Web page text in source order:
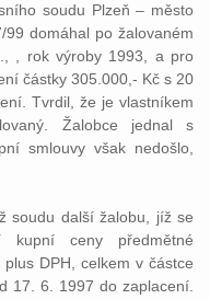
soudu Plzeň – město
domáhal po žalovaném
, rok výroby 1993, a pro
částky 305.000,- Kč s 20
Tvrdil, že je vlastníkem
Žalobce jednal s
smlouvy však nedošlo,
soudu další žalobu, jíž se
kupní ceny předmětné
DPH, celkem v částce
17. 6. 1997 do zaplacení.